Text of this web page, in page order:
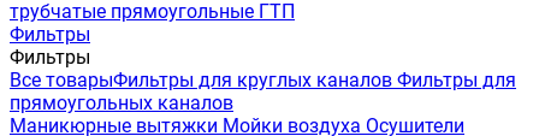
трубчатые прямоугольные ГТП
Фильтры
Фильтры
Все товарыФильтры для круглых каналов Фильтры для
прямоугольных каналов
Маникюрные вытяжки Мойки воздуха Осушители